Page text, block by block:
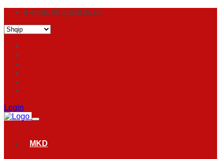
e enjte, 06 gusht 2026
Login
MKD